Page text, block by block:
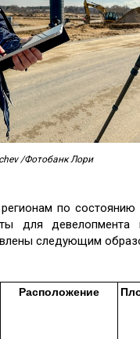
/Фотобанк Лори
по состоянию
для девелопмента
следующим
Расположение